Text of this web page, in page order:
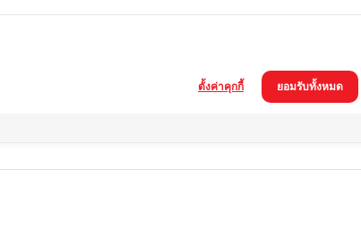
ยอมรับทั้งหมด
ตั้งค่าคุกกี้